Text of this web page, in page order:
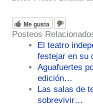
Me gusta
Posteos
El teatro
festejar en su
Aguafuertes
edición…
Las salas de
sobrevivir…